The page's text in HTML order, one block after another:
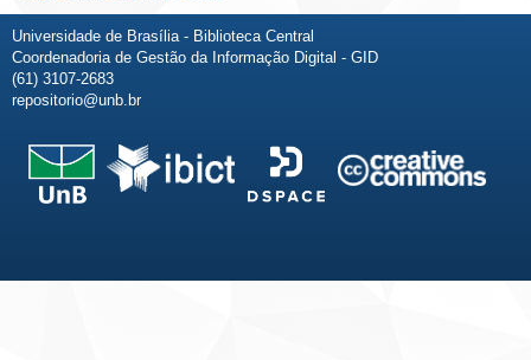
Universidade de Brasília - Biblioteca Central
Coordenadoria de Gestão da Informação Digital - GID
(61) 3107-2683
repositorio@unb.br